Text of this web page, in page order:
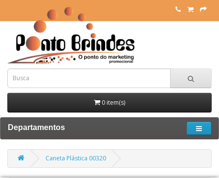
0 item(s)
Departamentos
Caneta Plástica 00320